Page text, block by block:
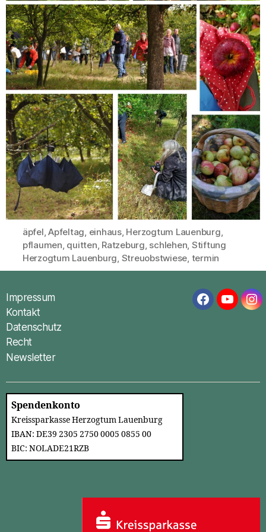
Schlagwörter
äpfel,Apfeltag, einhaus, Herzogtum Lauenburg,
pflaumen, quitten, Ratzeburg, schlehen, Stiftung
Herzogtum Lauenburg, Streuobstwiese, termin
Impressum
Kontakt
Datenschutz
Recht
Newsletter
Facebook
Spendenkonto
Kreissparkasse Herzogtum Lauenburg
IBAN: DE39 2305 2750 0005 0855 00
BIC: NOLADE21RZB